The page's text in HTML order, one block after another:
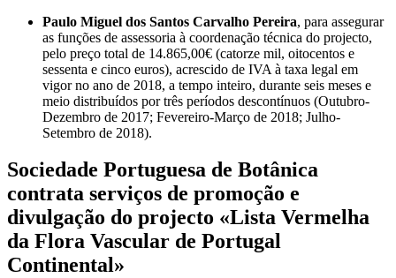
Paulo Miguel dos Santos Carvalho Pereira, para assegurar
as funções de assessoria à coordenação técnica do projecto,
pelo preço total de 14.865,00€ (catorze mil, oitocentos e
sessenta e cinco euros), acrescido de IVA à taxa legal em
vigor no ano de 2018, a tempo inteiro, durante seis meses e
meio distribuídos por três períodos descontínuos (Outubro-
Dezembro de 2017; Fevereiro-Março de 2018; Julho-
Setembro de 2018).
Sociedade Portuguesa de Botânica
contrata serviços de promoção e
divulgação do projecto «Lista Vermelha
da Flora Vascular de Portugal
Continental»